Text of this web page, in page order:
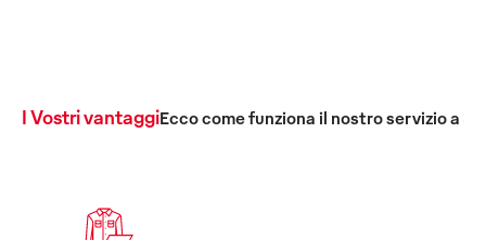
I Vostri vantaggiEcco come funziona il nostro servizio a